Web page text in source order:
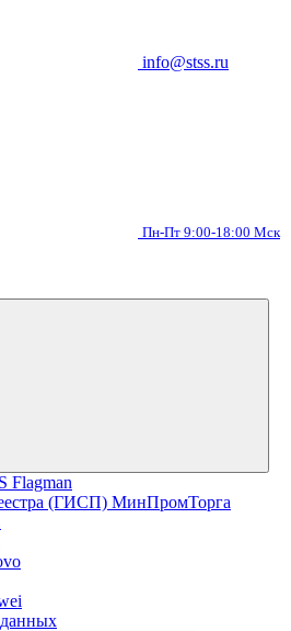
info@stss.ru
Пн-Пт 9:00-18:00 Мск
Flagman
(ГИСП) МинПромТорга